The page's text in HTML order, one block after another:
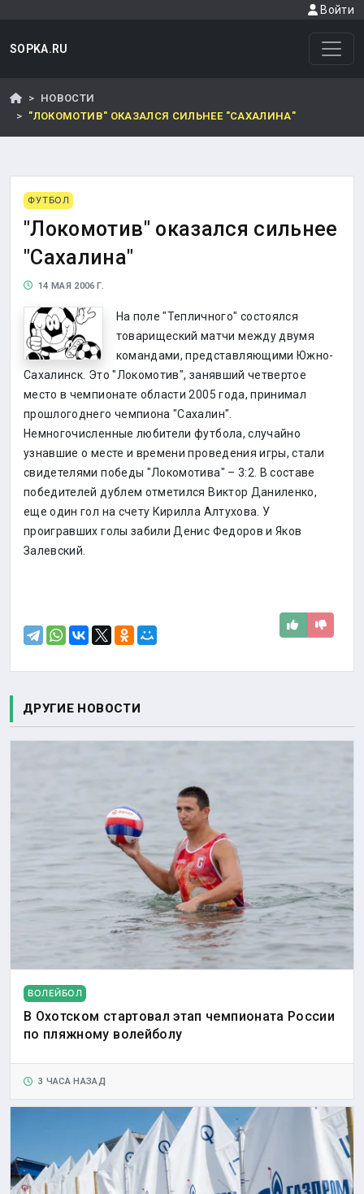
Войти
SOPKA.RU
НОВОСТИ
"ЛОКОМОТИВ" ОКАЗАЛСЯ СИЛЬНЕЕ "САХАЛИНА"
ФУТБОЛ
"Локомотив" оказался сильнее
"Сахалина"
14 МАЯ 2006 Г.
На поле "Тепличного" состоялся
товарищеский матчи между двумя
командами, представляющими Южно-
Сахалинск. Это "Локомотив", занявший четвертое
место в чемпионате области 2005 года, принимал
прошлогоднего чемпиона "Сахалин".
Немногочисленные любители футбола, случайно
узнавшие о месте и времени проведения игры, стали
свидетелями победы "Локомотива" – 3:2. В составе
победителей дублем отметился Виктор Даниленко,
еще один гол на счету Кирилла Алтухова. У
проигравших голы забили Денис Федоров и Яков
Залевский.
ДРУГИЕ НОВОСТИ
ВОЛЕЙБОЛ
В Охотском стартовал этап чемпионата России
по пляжному волейболу
3 ЧАСА НАЗАД